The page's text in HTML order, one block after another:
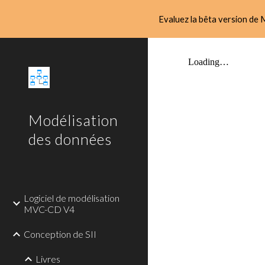
Evaluez la bêta version de
Modélisation
des données
Logiciel de modélisation
MVC-CD V4
Conception de SII
Livres